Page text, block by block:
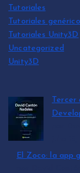
Tutoriales
Tutoriales
Tutoriales Unity3D
Uncategorized
Unity3D
Tercer
El Zoco: la app